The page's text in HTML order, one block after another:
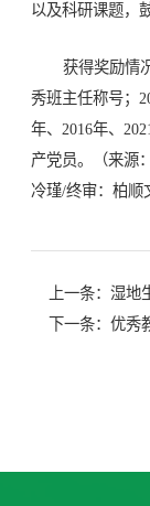
以及科研课题，
获得奖励情
秀班主任称号；
年、2016年、
产党员。（来源
冷瑾/终审：柏顺
上一条： 湿地
下一条： 优秀